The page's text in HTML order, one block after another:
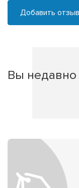
Добавить отзыв
Вы недавно